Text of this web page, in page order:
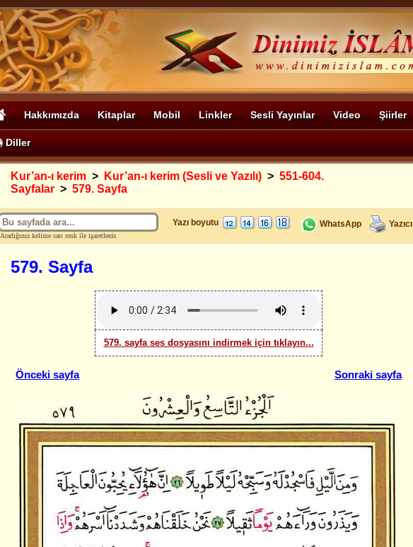
Hakkımızda Kitaplar Mobil Linkler Sesli Yayınlar Video Şiirler
Diller
Kur’an-ı kerim > Kur’an-ı kerim (Sesli ve Yazılı) > 551-604.
Sayfalar > 579. Sayfa
Aradığınız kelime sarı renk ile işaretlenir.
Yazı boyutu WhatsApp Yazıcı
579. Sayfa
579. sayfa ses dosyasını indirmek için tıklayın...
Önceki sayfa Sonraki sayfa